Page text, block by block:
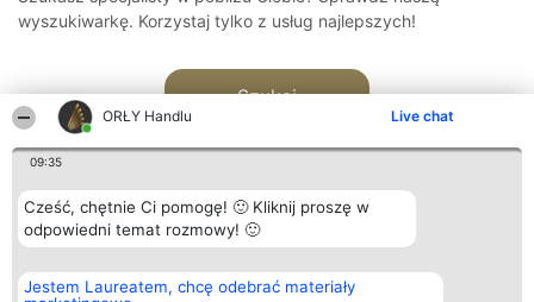
ORŁY Handlu Live chat
09:35
Cześć, chętnie Ci pomogę! 🙂 Kliknij proszę w
odpowiedni temat rozmowy! 🙂
Jestem Laureatem, chcę odebrać materiały
wyszukiwarkę. Korzystaj tylko z usług najlepszych!
Szukaj
Organizator plebiscytu
Bright Side Solutions sp. z o.
Plebiscyt
Laureaci
Kontakt
Kontakt